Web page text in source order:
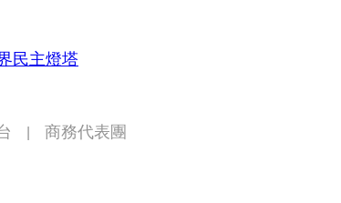
民主燈塔
商務代表團